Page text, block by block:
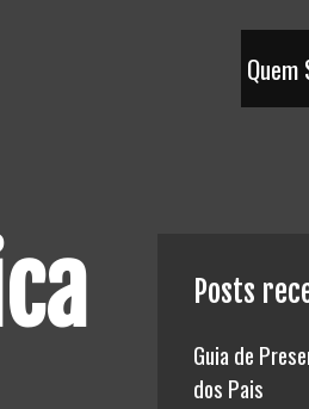
Quem
Posts
Guia de
dos Pais